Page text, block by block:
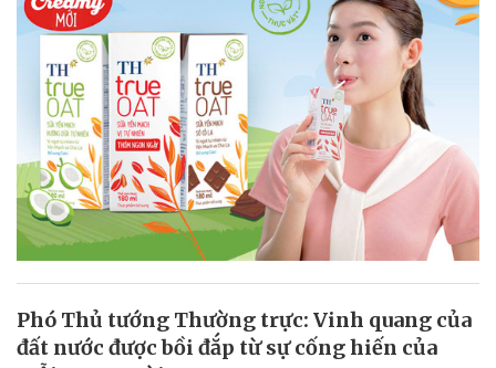
Phó Thủ tướng Thường trực: Vinh quang của
đất nước được bồi đắp từ sự cống hiến của